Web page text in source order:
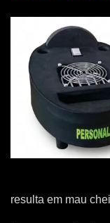
resulta em mau